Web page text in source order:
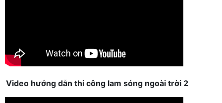
Video hướng dẫn thi công lam sóng ngoài trời 2